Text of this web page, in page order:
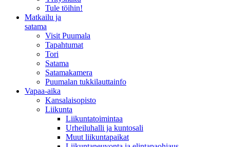
Tule töihin!
Matkailu ja
satama
Visit Puumala
Tapahtumat
Tori
Satama
Satamakamera
Puumalan tukkilauttainfo
Vapaa-aika
Kansalaisopisto
Liikunta
Liikuntatoimintaa
Urheiluhalli ja kuntosali
Muut liikuntapaikat